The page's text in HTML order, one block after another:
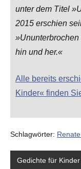
unter dem Titel
2015 erschien
hin und her.«
Alle bereits
Kinder« finden
Schlagwörter:
Gedichte für Kinder